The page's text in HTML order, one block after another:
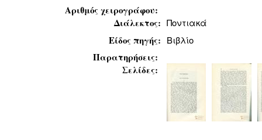
Αριθμός χειρογράφου:
Διάλεκτος: Ποντιακά
Είδος πηγής: Βιβλίο
Παρατηρήσεις:
Σελίδες: